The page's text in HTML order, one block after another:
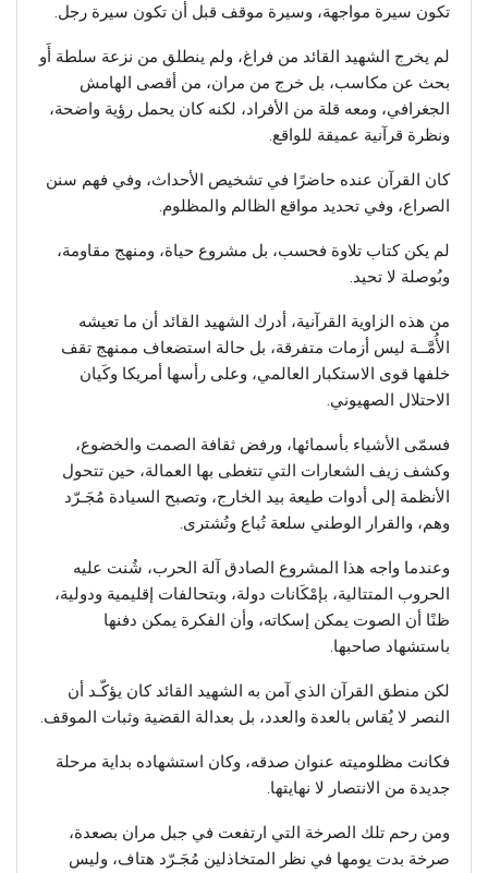
تكون سيرة مواجهة، وسيرة موقف قبل أن تكون سيرة رجل.
لم يخرج الشهيد القائد من فراغ، ولم ينطلق من نزعة سلطة أَو
بحث عن مكاسب، بل خرج من مران، من أقصى الهامش
الجغرافي، ومعه قلة من الأفراد، لكنه كان يحمل رؤية واضحة،
ونظرة قرآنية عميقة للواقع.
كان القرآن عنده حاضرًا في تشخيص الأحداث، وفي فهم سنن
الصراع، وفي تحديد مواقع الظالم والمظلوم.
لم يكن كتاب تلاوة فحسب، بل مشروع حياة، ومنهج مقاومة،
وبُوصلة لا تحيد.
من هذه الزاوية القرآنية، أدرك الشهيد القائد أن ما تعيشه
الأُمَّــة ليس أزمات متفرقة، بل حالة استضعاف ممنهج تقف
خلفها قوى الاستكبار العالمي، وعلى رأسها أمريكا وكَيان
الاحتلال الصهيوني.
فسمّى الأشياء بأسمائها، ورفض ثقافة الصمت والخضوع،
وكشف زيف الشعارات التي تتغطى بها العمالة، حين تتحول
الأنظمة إلى أدوات طيعة بيد الخارج، وتصبح السيادة مُجَـرّد
وهم، والقرار الوطني سلعة تُباع وتُشترى.
وعندما واجه هذا المشروع الصادق آلة الحرب، شُنت عليه
الحروب المتتالية، بإمْكَانات دولة، وبتحالفات إقليمية ودولية،
ظنًا أن الصوت يمكن إسكاته، وأن الفكرة يمكن دفنها
باستشهاد صاحبها.
لكن منطق القرآن الذي آمن به الشهيد القائد كان يؤكّـد أن
النصر لا يُقاس بالعدة والعدد، بل بعدالة القضية وثبات الموقف.
فكانت مظلوميته عنوان صدقه، وكان استشهاده بداية مرحلة
جديدة من الانتصار لا نهايتها.
ومن رحم تلك الصرخة التي ارتفعت في جبل مران بصعدة،
صرخة بدت يومها في نظر المتخاذلين مُجَـرّد هتاف، وليس